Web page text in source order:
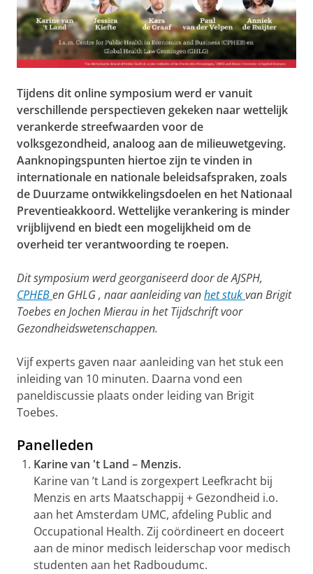
Tijdens dit online symposium werd er vanuit
verschillende perspectieven gekeken naar wettelijk
verankerde streefwaarden voor de
volksgezondheid, analoog aan de milieuwetgeving.
Aanknopingspunten hiertoe zijn te vinden in
internationale en nationale beleidsafspraken, zoals
de Duurzame ontwikkelingsdoelen en het Nationaal
Preventieakkoord. Wettelijke verankering is minder
vrijblijvend en biedt een mogelijkheid om de
overheid ter verantwoording te roepen.
Dit symposium werd georganiseerd door de AJSPH,
CPHEBen GHLG , naar aanleiding vanhet stukvan Brigit
Toebes en Jochen Mierau in het Tijdschrift voor
Gezondheidswetenschappen.
Vijf experts gaven naar aanleiding van het stuk een
inleiding van 10 minuten. Daarna vond een
paneldiscussie plaats onder leiding van Brigit
Toebes.
Panelleden
Karine van 't Land – Menzis.
Karine van ’t Land is zorgexpert Leefkracht bij
Menzis en arts Maatschappij + Gezondheid i.o.
aan het Amsterdam UMC, afdeling Public and
Occupational Health. Zij coördineert en doceert
aan de minor medisch leiderschap voor medisch
studenten aan het Radboudumc.